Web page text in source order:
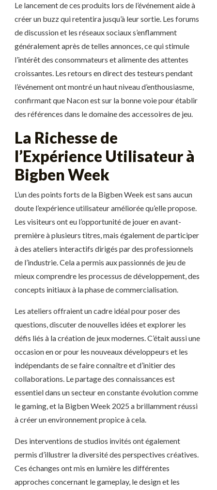
Le lancement de ces produits lors de l’événement aide à
créer un buzz qui retentira jusqu’à leur sortie. Les forums
de discussion et les réseaux sociaux s’enflamment
généralement après de telles annonces, ce qui stimule
l’intérêt des consommateurs et alimente des attentes
croissantes. Les retours en direct des testeurs pendant
l’événement ont montré un haut niveau d’enthousiasme,
confirmant que Nacon est sur la bonne voie pour établir
des références dans le domaine des accessoires de jeu.
La Richesse de
l’Expérience Utilisateur à
Bigben Week
L’un des points forts de la Bigben Week est sans aucun
doute l’expérience utilisateur améliorée qu’elle propose.
Les visiteurs ont eu l’opportunité de jouer en avant-
première à plusieurs titres, mais également de participer
à des ateliers interactifs dirigés par des professionnels
de l’industrie. Cela a permis aux passionnés de jeu de
mieux comprendre les processus de développement, des
concepts initiaux à la phase de commercialisation.
Les ateliers offraient un cadre idéal pour poser des
questions, discuter de nouvelles idées et explorer les
défis liés à la création de jeux modernes. C’était aussi une
occasion en or pour les nouveaux développeurs et les
indépendants de se faire connaître et d’initier des
collaborations. Le partage des connaissances est
essentiel dans un secteur en constante évolution comme
le gaming, et la Bigben Week 2025 a brillamment réussi
à créer un environnement propice à cela.
Des interventions de studios invités ont également
permis d’illustrer la diversité des perspectives créatives.
Ces échanges ont mis en lumière les différentes
approches concernant le gameplay, le design et les